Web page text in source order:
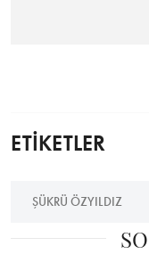
ETİKETLER
ŞÜKRÜ ÖZYILDIZ